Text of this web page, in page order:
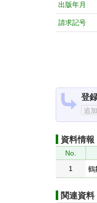
出版年月
請求記号
登
資料情報
No.
1
鶴
関連資料